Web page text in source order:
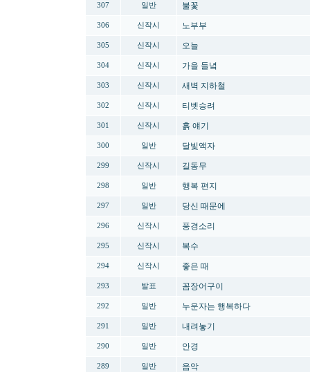
307 일반 불꽃
306 신작시 노부부
305 신작시 오늘
304 신작시 가을 들녘
303 신작시 새벽 지하철
302 신작시 티벳승려
301 신작시 흙 얘기
300 일반 달빛액자
299 신작시 길동무
298 일반 행복 편지
297 일반 당신 때문에
296 신작시 풍경소리
295 신작시 복수
294 신작시 좋은 때
293 발표 꼼장어구이
292 일반 누운자는 행복하다
291 일반 내려놓기
290 일반 안경
289 일반 음악